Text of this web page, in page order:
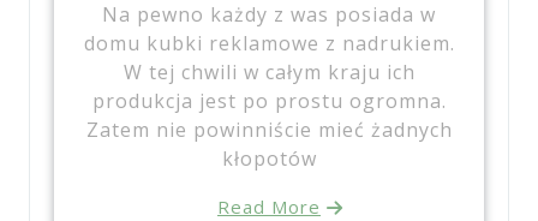
Na pewno każdy z was posiada w
domu kubki reklamowe z nadrukiem.
W tej chwili w całym kraju ich
produkcja jest po prostu ogromna.
Zatem nie powinniście mieć żadnych
kłopotów
Read More